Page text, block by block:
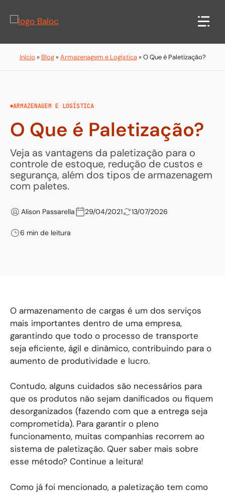
para
conteúdo
Início » Blog»Armazenagem e Logística»O Que é Paletização?
ARMAZENAGEM E LOGÍSTICA
O Que é Paletização?
Veja as vantagens da paletização para o
controle de estoque, redução de custos e
segurança, além dos tipos de armazenagem
com paletes.
Alison Passarella 29/04/2021 13/07/2026
6 min de leitura
O armazenamento de cargas é um dos serviços
mais importantes dentro de uma empresa,
garantindo que todo o processo de transporte
seja eficiente, ágil e dinâmico, contribuindo para o
aumento de produtividade e lucro.
Contudo, alguns cuidados são necessários para
que os produtos não sejam danificados ou fiquem
desorganizados (fazendo com que a entrega seja
comprometida). Para garantir o pleno
funcionamento, muitas companhias recorrem ao
sistema de paletização. Quer saber mais sobre
esse método? Continue a leitura!
Como já foi mencionado, a paletização tem como